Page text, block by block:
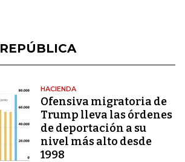
HACIENDA
Ofensiva migratoria de
Trump lleva las órdenes
de deportación a su
nivel más alto desde
1998